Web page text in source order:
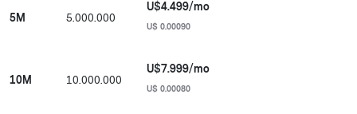
5M 5.000.000
U$4.499/mo
U$ 0.00090
10M 10.000.000
U$7.999/mo
U$ 0.00080